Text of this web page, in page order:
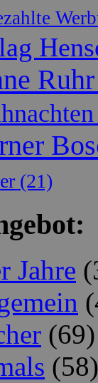
Ruhr
(21)
Jahre
(69)
(58)